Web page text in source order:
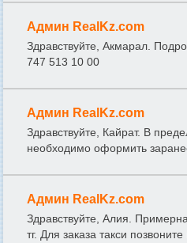
Админ RealKz.com
Здравствуйте, Акмарал.
747 513 10 00
Админ RealKz.com
Здравствуйте, Кайрат. В
необходимо оформить
Админ RealKz.com
Здравствуйте, Алия.
тг. Для заказа такси